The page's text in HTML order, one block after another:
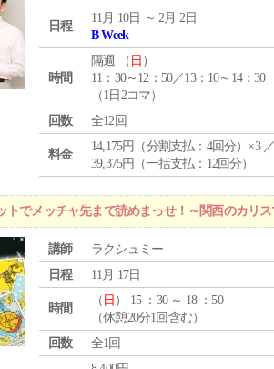
日程
11月 10日 ～ 2月 2日
B Week
時間
隔週 （ 日 ）
11：30～12：50／13：10～14：30
（1日2コマ）
回数
全12回
料金
14,175円（分割支払：4回分）×3
39,375円（一括支払：12回分）
トでメッチャ先まで読めまっせ！～関西のカリ
講師
ラクシュミー
日程
11月 17日
時間
（ 日 ） 15 ：30 ～ 18 ：50
（休憩20分1回含む）
回数
全1回